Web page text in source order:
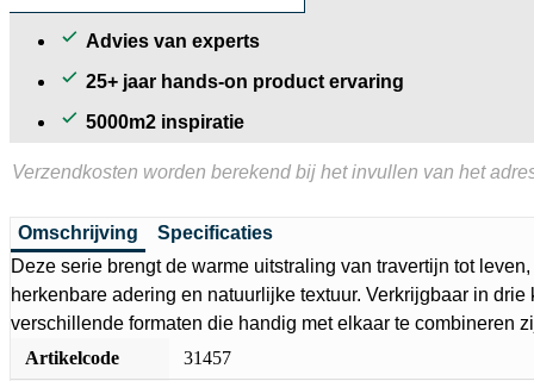
Advies van experts
25+ jaar hands-on product ervaring
5000m2 inspiratie
Verzendkosten worden berekend bij het invullen van het
Omschrijving
Specificaties
Deze serie brengt de warme uitstraling van travertijn tot
herkenbare adering en natuurlijke textuur. Verkrijgbaar in drie
verschillende formaten die handig met elkaar te combineren
Artikelcode
31457